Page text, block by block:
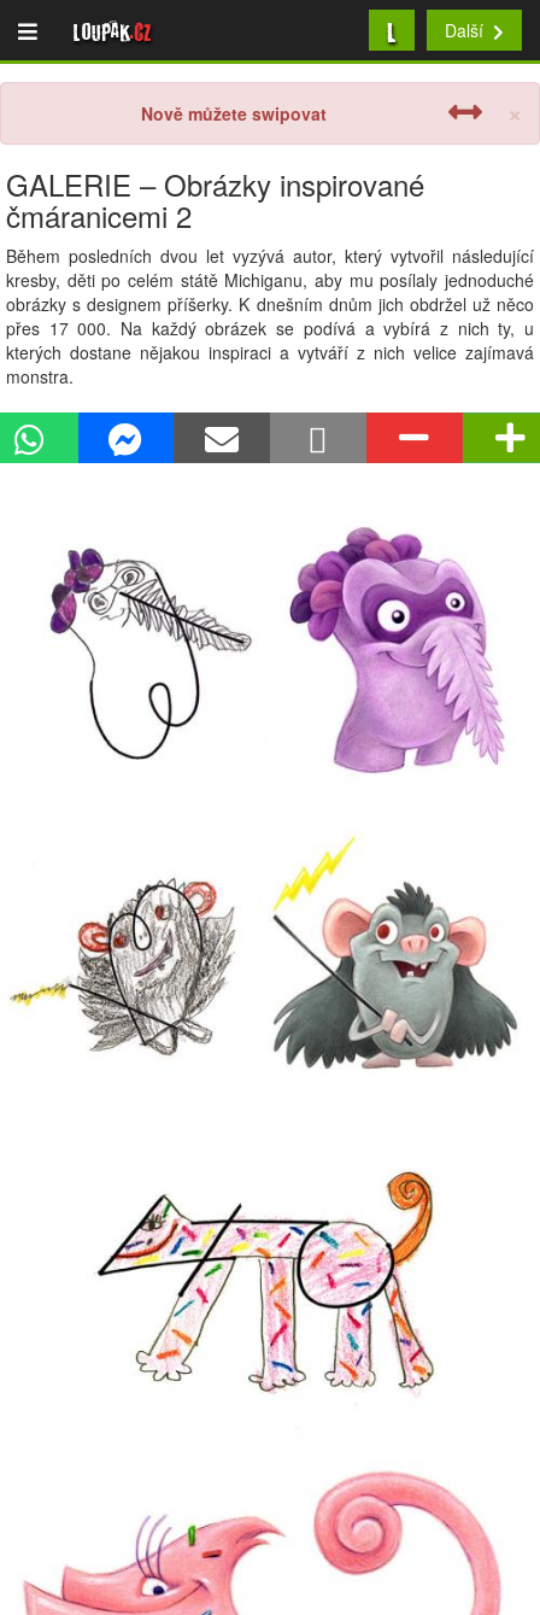
Loupak.cz L Další
×
Nově můžete swipovat
GALERIE – Obrázky inspirované
čmáranicemi 2
Během posledních dvou let vyzývá autor, který vytvořil následující
kresby, děti po celém státě Michiganu, aby mu posílaly jednoduché
obrázky s designem příšerky. K dnešním dnům jich obdržel už něco
přes 17 000. Na každý obrázek se podívá a vybírá z nich ty, u
kterých dostane nějakou inspiraci a vytváří z nich velice zajímavá
monstra.